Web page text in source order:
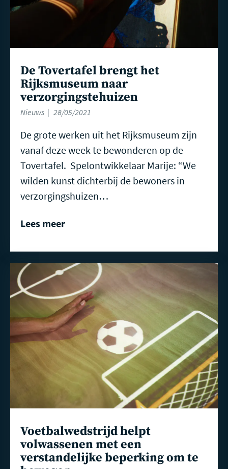
De Tovertafel brengt het
Rijksmuseum naar
verzorgingstehuizen
Nieuws 28/05/2021
De grote werken uit het Rijksmuseum zijn
vanaf deze week te bewonderen op de
Tovertafel. Spelontwikkelaar Marije: “We
wilden kunst dichterbij de bewoners in
verzorgingshuizen…
Lees meer
Voetbalwedstrijd helpt
volwassenen met een
verstandelijke beperking om te
Lees
meer